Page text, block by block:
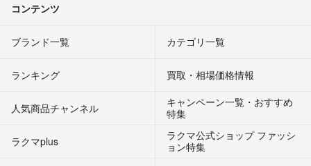
コンテンツ
ブランド一覧 カテゴリ一覧
ランキング 買取・相場価格情報
人気商品チャンネル
キャンペーン一覧・おすすめ
特集
ラクマplus
ラクマ公式ショップ ファッシ
ョン特集